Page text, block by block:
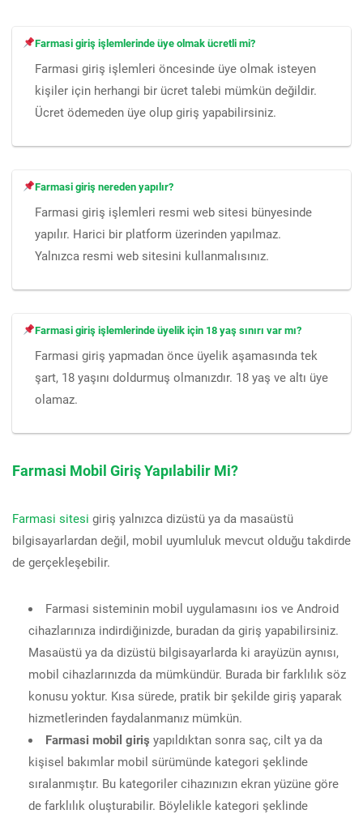
Farmasi giriş işlemlerinde üye olmak ücretli mi?
Farmasi giriş işlemleri öncesinde üye olmak isteyen
kişiler için herhangi bir ücret talebi mümkün değildir.
Ücret ödemeden üye olup giriş yapabilirsiniz.
Farmasi giriş nereden yapılır?
Farmasi giriş işlemleri resmi web sitesi bünyesinde
yapılır. Harici bir platform üzerinden yapılmaz.
Yalnızca resmi web sitesini kullanmalısınız.
Farmasi giriş işlemlerinde üyelik için 18 yaş sınırı var mı?
Farmasi giriş yapmadan önce üyelik aşamasında tek
şart, 18 yaşını doldurmuş olmanızdır. 18 yaş ve altı üye
olamaz.
Farmasi Mobil Giriş Yapılabilir Mi?
Farmasi sitesi giriş yalnızca dizüstü ya da masaüstü
bilgisayarlardan değil, mobil uyumluluk mevcut olduğu takdirde
de gerçekleşebilir.
Farmasi sisteminin mobil uygulamasını ios ve Android
cihazlarınıza indirdiğinizde, buradan da giriş yapabilirsiniz.
Masaüstü ya da dizüstü bilgisayarlarda ki arayüzün aynısı,
mobil cihazlarınızda da mümkündür. Burada bir farklılık söz
konusu yoktur. Kısa sürede, pratik bir şekilde giriş yaparak
hizmetlerinden faydalanmanız mümkün.
Farmasi mobil giriş yapıldıktan sonra saç, cilt ya da
kişisel bakımlar mobil sürümünde kategori şeklinde
sıralanmıştır. Bu kategoriler cihazınızın ekran yüzüne göre
de farklılık oluşturabilir. Böylelikle kategori şeklinde